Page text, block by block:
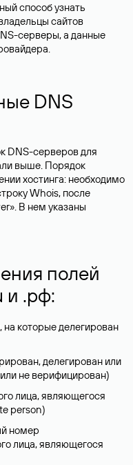
способ узнать
сайтов
серверы, а данные
DNS
DNS-серверов для
выше. Порядок
хостинга: необходимо
Whois, после
В нем указаны
полей
и .рф:
которые делегирован
делегирован или
не верифицирован)
лица, являющегося
person)
номер
лица, являющегося